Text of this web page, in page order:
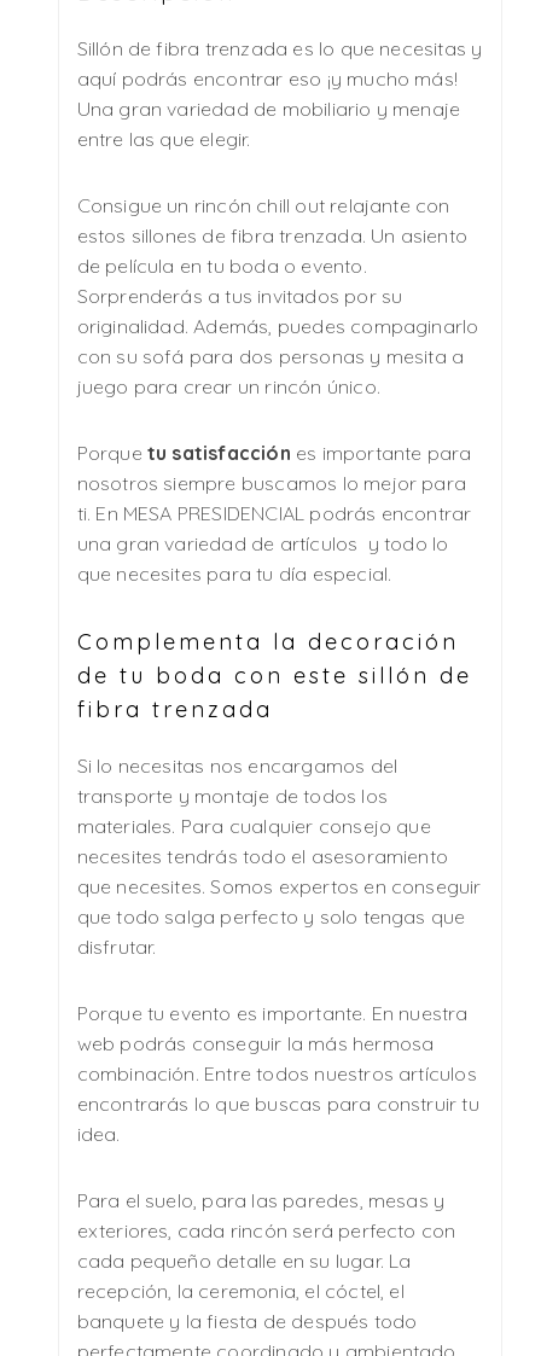
Sillón de fibra trenzada es lo que necesitas y
aquí podrás encontrar eso ¡y mucho más!
Una gran variedad de mobiliario y menaje
entre las que elegir.
Consigue un rincón chill out relajante con
estos sillones de fibra trenzada. Un asiento
de película en tu boda o evento.
Sorprenderás a tus invitados por su
originalidad. Además, puedes compaginarlo
con su sofá para dos personas y mesita a
juego para crear un rincón único.
Porque tu satisfacción es importante para
nosotros siempre buscamos lo mejor para
ti. En MESA PRESIDENCIAL podrás encontrar
una gran variedad de artículos y todo lo
que necesites para tu día especial.
Complementa la decoración
de tu boda con este sillón de
fibra trenzada
Si lo necesitas nos encargamos del
transporte y montaje de todos los
materiales. Para cualquier consejo que
necesites tendrás todo el asesoramiento
que necesites. Somos expertos en conseguir
que todo salga perfecto y solo tengas que
disfrutar.
Porque tu evento es importante. En nuestra
web podrás conseguir la más hermosa
combinación. Entre todos nuestros artículos
encontrarás lo que buscas para construir tu
idea.
Para el suelo, para las paredes, mesas y
exteriores, cada rincón será perfecto con
cada pequeño detalle en su lugar. La
recepción, la ceremonia, el cóctel, el
banquete y la fiesta de después todo
perfectamente coordinado y ambientado